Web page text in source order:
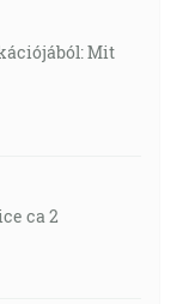
Mit
ca 2